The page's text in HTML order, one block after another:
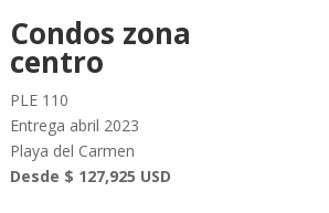
Condos zona
centro
PLE 110
Entrega abril 2023
Playa del Carmen
Desde $ 127,925 USD